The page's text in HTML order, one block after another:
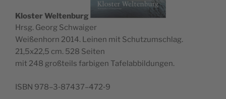
Klos­ter Wel­ten­burg
Hrsg. Georg Schwaiger
Wei­ßen­horn 2014. Lei­nen mit Schutz­um­schlag.
21,5x22,5 cm. 528 Seiten
mit 248 groß­teils far­bi­gen Tafelabbildungen.
ISBN 978–3‑87437–472‑9